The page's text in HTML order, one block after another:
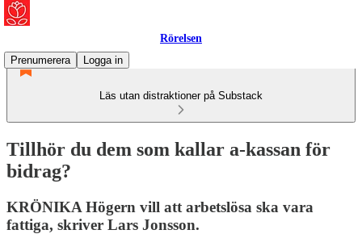
Rörelsen
Prenumerera
Logga in
Läs utan distraktioner på Substack
Tillhör du dem som kallar a-kassan för
bidrag?
KRÖNIKA Högern vill att arbetslösa ska vara
fattiga, skriver Lars Jonsson.